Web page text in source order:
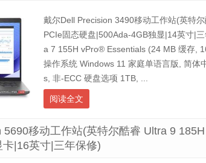
戴尔Dell Precision 3490移动工作站(英特
PCIe固态硬盘|500Ada-4GB独显|14英寸|
a 7 155H vPro® Essentials (24 MB 缓存,
操作系统 Windows 11 家庭单语言版, 简
s, 非-ECC 硬盘选项 1TB, ...
阅读全文
移动工作站(英特尔酷睿 Ultra 9
|16英寸|三年保修)